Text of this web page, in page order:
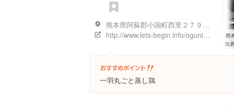
熊本県阿蘇郡小国町西里２７９８-２
http://www.lets-begin.info/oguni/shirachi/
熊
出
一羽丸ごと蒸し鶏